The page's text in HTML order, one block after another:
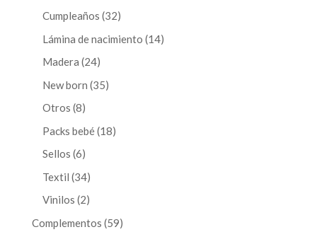
productos
Cumpleaños 3232
productos
Lámina de nacimiento 1414
Madera 2424
productos
New born 3535
Otros 88
productos
Packs bebé 1818
Sellos 66
productos
Textil 3434
productos
Vinilos 22
productos
Complementos 5959